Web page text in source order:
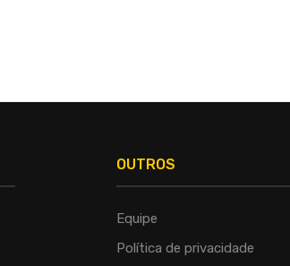
OUTROS
Equipe
Política de privacidade